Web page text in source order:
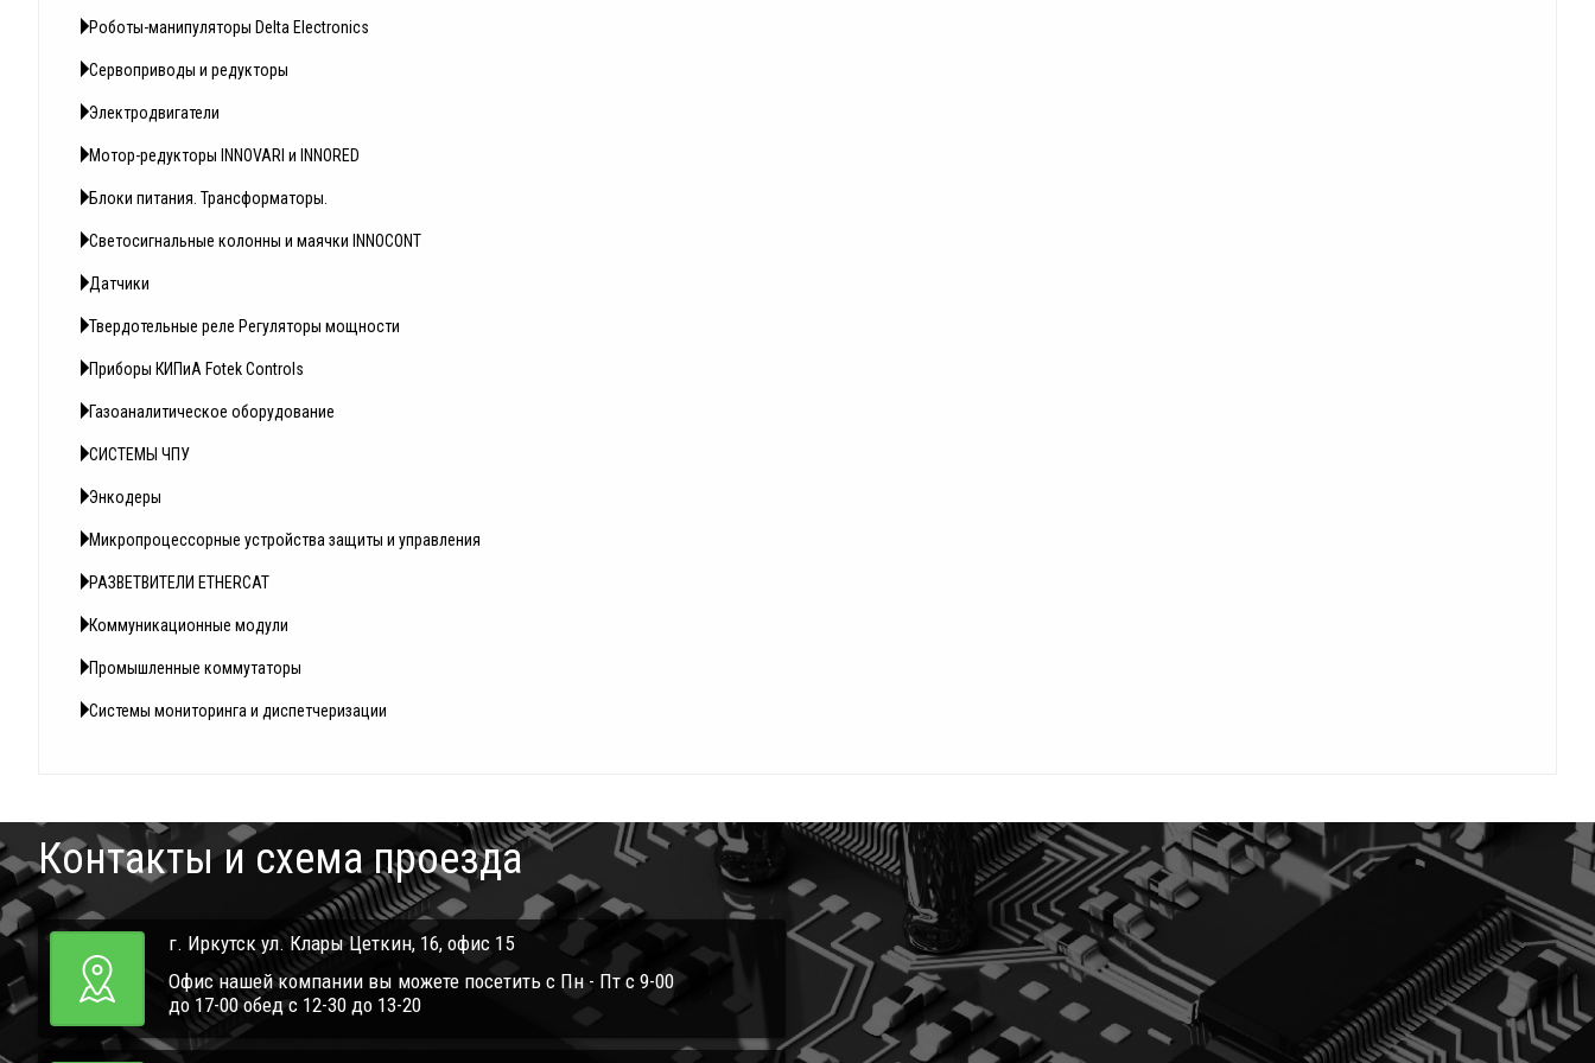
Роботы-манипуляторы Delta Electronics
Сервоприводы и редукторы
Электродвигатели
Мотор-редукторы INNOVARI и INNORED
Блоки питания. Трансформаторы.
Светосигнальные колонны и маячки INNOCONT
Датчики
Твердотельные реле Регуляторы мощности
Приборы КИПиА Fotek Controls
Газоаналитическое оборудование
СИСТЕМЫ ЧПУ
Энкодеры
Микропроцессорные устройства защиты и управления
РАЗВЕТВИТЕЛИ ETHERCAT
Коммуникационные модули
Промышленные коммутаторы
Системы мониторинга и диспетчеризации
Контакты и схема проезда
г. Иркутск ул. Клары Цеткин, 16, офис 15
Офис нашей компании вы можете посетить с Пн - Пт с 9-00
до 17-00 обед с 12-30 до 13-20